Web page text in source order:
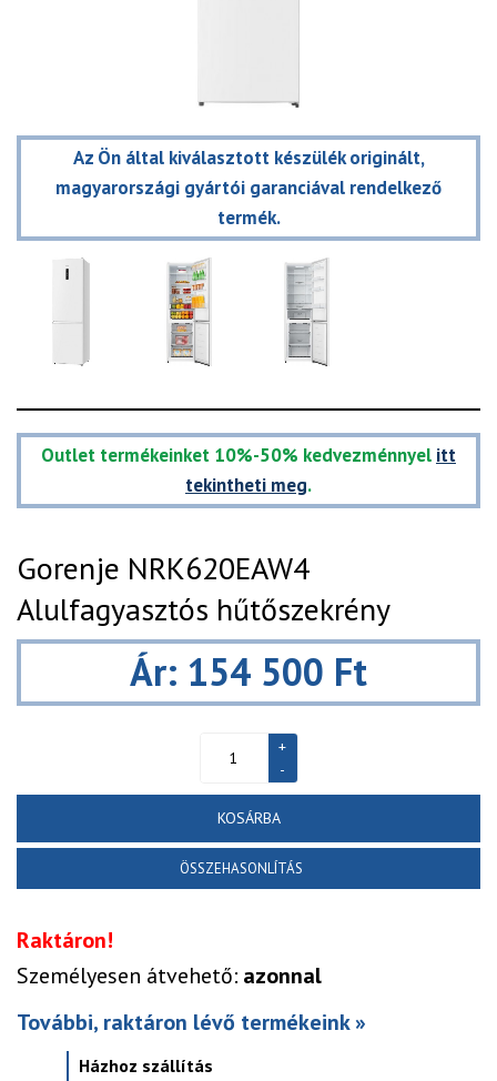
Az Ön által kiválasztott készülék originált,
magyarországi gyártói garanciával rendelkező
termék.
Outlet termékeinket 10%-50% kedvezménnyel itt
tekintheti meg.
Gorenje NRK620EAW4
Alulfagyasztós hűtőszekrény
Ár: 154 500 Ft
KOSÁRBA
ÖSSZEHASONLÍTÁS
Raktáron!
Személyesen átvehető: azonnal
További, raktáron lévő termékeink »
Házhoz szállítás